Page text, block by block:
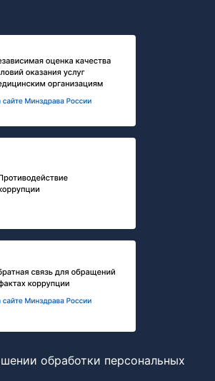
обработки персональных